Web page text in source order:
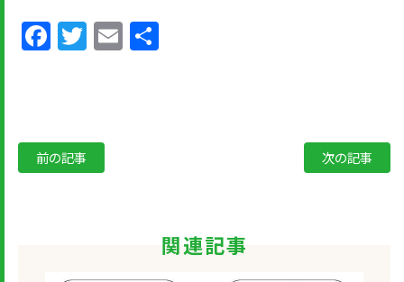
Facebook
Twitter
Email
前の記事 次の記事
関連記事